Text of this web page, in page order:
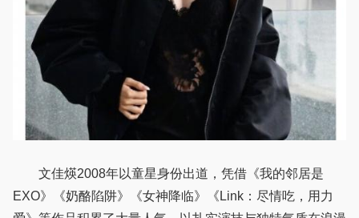
文佳煐2008年以童星身份出道，凭借《我的邻居是
EXO》《奶酪陷阱》《女神降临》《Link：尽情吃，用力